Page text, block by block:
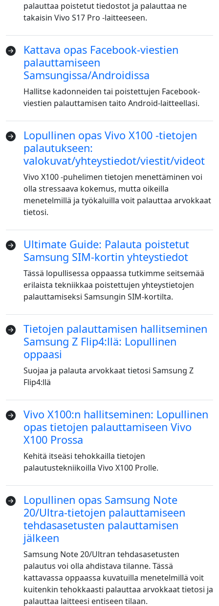
palauttaa poistetut tiedostot ja palauttaa ne
takaisin Vivo S17 Pro -laitteeseen.
Kattava opas Facebook-viestien
palauttamiseen
Samsungissa/Androidissa
Hallitse kadonneiden tai poistettujen Facebook-
viestien palauttamisen taito Android-laitteellasi.
Lopullinen opas Vivo X100 -tietojen
palautukseen:
valokuvat/yhteystiedot/viestit/videot
Vivo X100 -puhelimen tietojen menettäminen voi
olla stressaava kokemus, mutta oikeilla
menetelmillä ja työkaluilla voit palauttaa arvokkaat
tietosi.
Ultimate Guide: Palauta poistetut
Samsung SIM-kortin yhteystiedot
Tässä lopullisessa oppaassa tutkimme seitsemää
erilaista tekniikkaa poistettujen yhteystietojen
palauttamiseksi Samsungin SIM-kortilta.
Tietojen palauttamisen hallitseminen
Samsung Z Flip4:llä: Lopullinen
oppaasi
Suojaa ja palauta arvokkaat tietosi Samsung Z
Flip4:llä
Vivo X100:n hallitseminen: Lopullinen
opas tietojen palauttamiseen Vivo
X100 Prossa
Kehitä itseäsi tehokkailla tietojen
palautustekniikoilla Vivo X100 Prolle.
Lopullinen opas Samsung Note
20/Ultra-tietojen palauttamiseen
tehdasasetusten palauttamisen
jälkeen
Samsung Note 20/Ultran tehdasasetusten
palautus voi olla ahdistava tilanne. Tässä
kattavassa oppaassa kuvatuilla menetelmillä voit
kuitenkin tehokkaasti palauttaa arvokkaat tietosi ja
palauttaa laitteesi entiseen tilaan.